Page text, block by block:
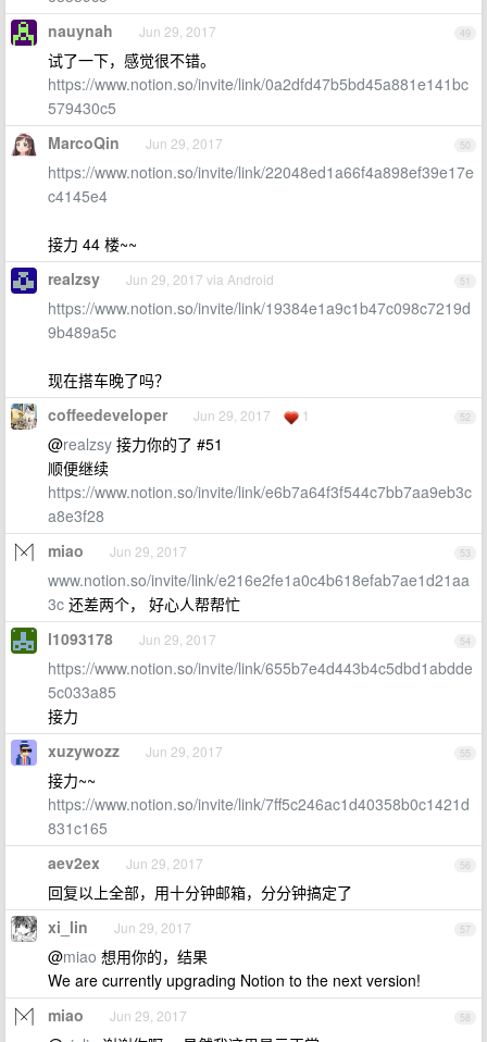
49
nauynah Jun 29, 2017
试了一下，感觉很不错。
https://www.notion.so/invite/link/0a2dfd47b5bd45a881e141bc
579430c5
50
MarcoQin Jun 29, 2017
https://www.notion.so/invite/link/22048ed1a66f4a898ef39e17e
c4145e4
接力 44 楼~~
51
realzsy Jun 29, 2017 via Android
https://www.notion.so/invite/link/19384e1a9c1b47c098c7219d
9b489a5c
现在搭车晚了吗？
52
coffeedeveloper Jun 29, 2017 1
@realzsy 接力你的了 #51
顺便继续
https://www.notion.so/invite/link/e6b7a64f3f544c7bb7aa9eb3c
a8e3f28
53
miao Jun 29, 2017
www.notion.so/invite/link/e216e2fe1a0c4b618efab7ae1d21aa
3c 还差两个， 好心人帮帮忙
54
l1093178 Jun 29, 2017
https://www.notion.so/invite/link/655b7e4d443b4c5dbd1abdde
5c033a85
接力
55
xuzywozz Jun 29, 2017
接力~~
https://www.notion.so/invite/link/7ff5c246ac1d40358b0c1421d
831c165
56
aev2ex Jun 29, 2017
回复以上全部，用十分钟邮箱，分分钟搞定了
57
xi_lin Jun 29, 2017
@miao 想用你的，结果
We are currently upgrading Notion to the next version!
58
miao Jun 29, 2017